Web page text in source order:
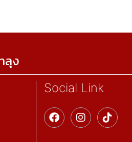
ลุง
Social Link